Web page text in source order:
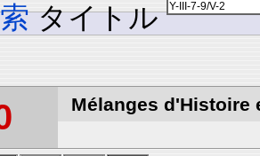
タイトル
Mélanges d'Histoire